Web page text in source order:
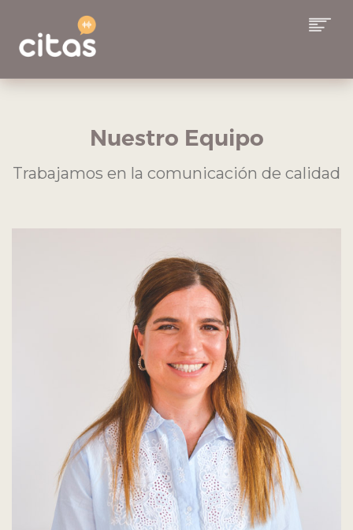
SUSCRIBITE A CITAS
Nuestro Equipo
Trabajamos en la comunicación de calidad